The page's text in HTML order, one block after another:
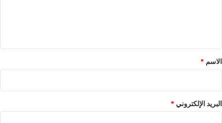
*
الاسم *
البريد الإلكتروني *